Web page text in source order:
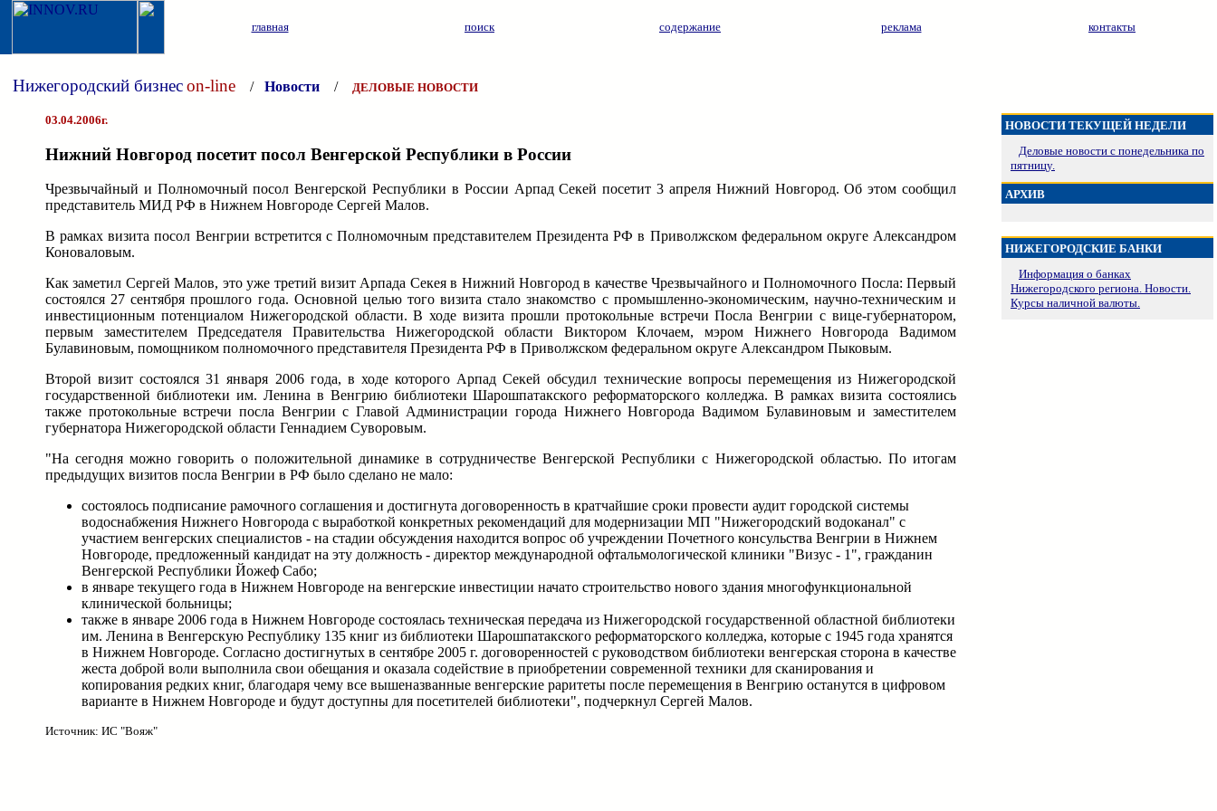
главная поиск содержание реклама контакты
Нижегородский бизнесon-line / Новости / ДЕЛОВЫЕ НОВОСТИ
03.04.2006г.
Нижний Новгород посетит посол Венгерской Республики в России
Чрезвычайный и Полномочный посол Венгерской Республики в России Арпад Секей посетит 3 апреля Нижний Новгород. Об этом сообщил
представитель МИД РФ в Нижнем Новгороде Сергей Малов.
В рамках визита посол Венгрии встретится с Полномочным представителем Президента РФ в Приволжском федеральном округе Александром
Коноваловым.
Как заметил Сергей Малов, это уже третий визит Арпада Секея в Нижний Новгород в качестве Чрезвычайного и Полномочного Посла: Первый
состоялся 27 сентября прошлого года. Основной целью того визита стало знакомство с промышленно-экономическим, научно-техническим и
инвестиционным потенциалом Нижегородской области. В ходе визита прошли протокольные встречи Посла Венгрии с вице-губернатором,
первым заместителем Председателя Правительства Нижегородской области Виктором Клочаем, мэром Нижнего Новгорода Вадимом
Булавиновым, помощником полномочного представителя Президента РФ в Приволжском федеральном округе Александром Пыковым.
Второй визит состоялся 31 января 2006 года, в ходе которого Арпад Секей обсудил технические вопросы перемещения из Нижегородской
государственной библиотеки им. Ленина в Венгрию библиотеки Шарошпатакского реформаторского колледжа. В рамках визита состоялись
также протокольные встречи посла Венгрии с Главой Администрации города Нижнего Новгорода Вадимом Булавиновым и заместителем
губернатора Нижегородской области Геннадием Суворовым.
"На сегодня можно говорить о положительной динамике в сотрудничестве Венгерской Республики с Нижегородской областью. По итогам
предыдущих визитов посла Венгрии в РФ было сделано не мало:
состоялось подписание рамочного соглашения и достигнута договоренность в кратчайшие сроки провести аудит городской системы
водоснабжения Нижнего Новгорода с выработкой конкретных рекомендаций для модернизации МП "Нижегородский водоканал" с
участием венгерских специалистов - на стадии обсуждения находится вопрос об учреждении Почетного консульства Венгрии в Нижнем
Новгороде, предложенный кандидат на эту должность - директор международной офтальмологической клиники "Визус - 1", гражданин
Венгерской Республики Йожеф Сабо;
в январе текущего года в Нижнем Новгороде на венгерские инвестиции начато строительство нового здания многофункциональной
клинической больницы;
также в январе 2006 года в Нижнем Новгороде состоялась техническая передача из Нижегородской государственной областной библиотеки
им. Ленина в Венгерскую Республику 135 книг из библиотеки Шарошпатакского реформаторского колледжа, которые с 1945 года хранятся
в Нижнем Новгороде. Согласно достигнутых в сентябре 2005 г. договоренностей с руководством библиотеки венгерская сторона в качестве
жеста доброй воли выполнила свои обещания и оказала содействие в приобретении современной техники для сканирования и
копирования редких книг, благодаря чему все вышеназванные венгерские раритеты после перемещения в Венгрию останутся в цифровом
варианте в Нижнем Новгороде и будут доступны для посетителей библиотеки", подчеркнул Сергей Малов.
Источник: ИС "Вояж"
НОВОСТИ ТЕКУЩЕЙ НЕДЕЛИ
Деловые новости с понедельника по
пятницу.
АРХИВ
НИЖЕГОРОДСКИЕ БАНКИ
Информация о банках
Нижегородского региона. Новости.
Курсы наличной валюты.